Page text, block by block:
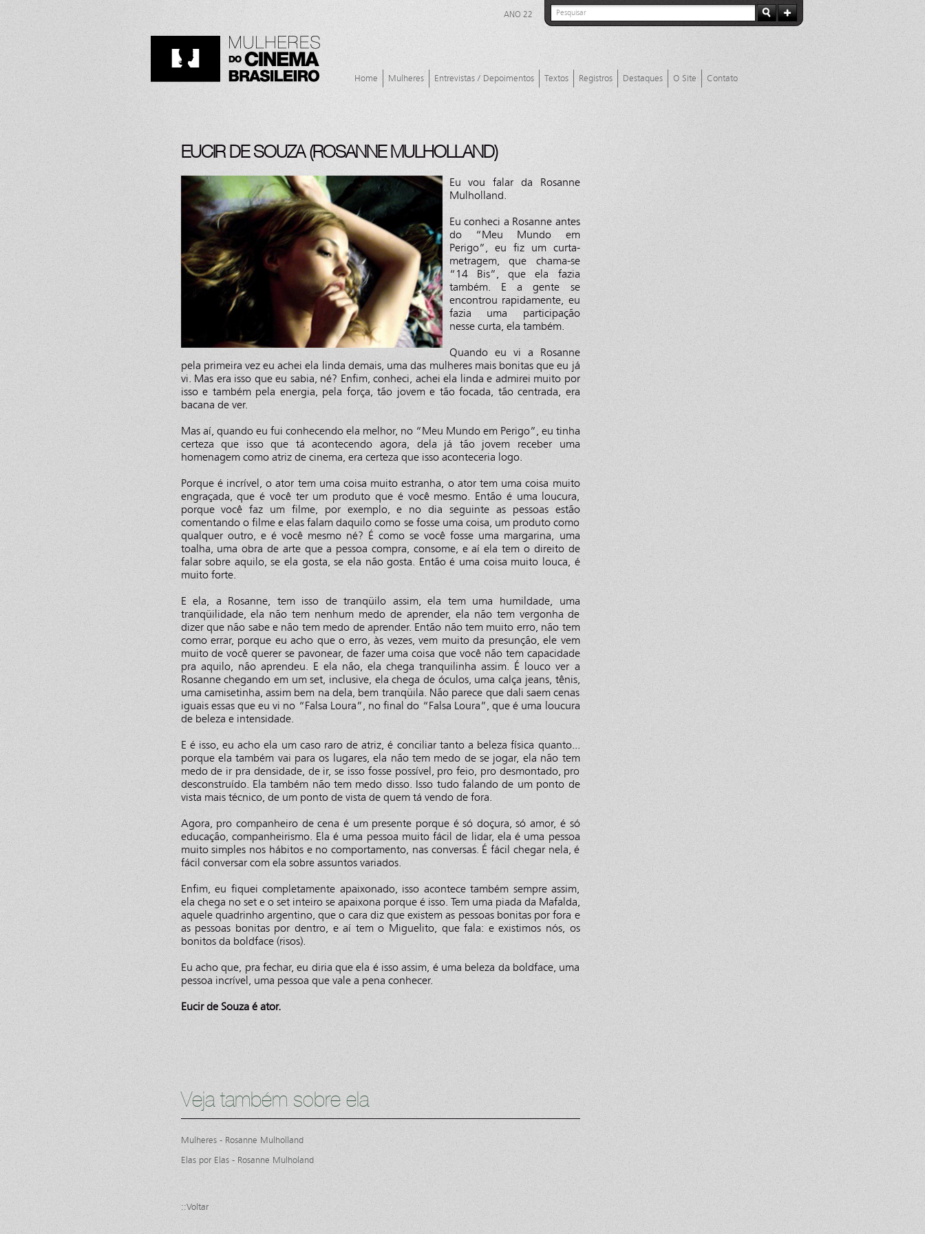
ANO 22
Home Mulheres Entrevistas / Depoimentos Textos Registros Destaques O Site Contato
EUCIR DE SOUZA (ROSANNE MULHOLLAND)
Eu vou falar da Rosanne
Mulholland.
Eu conheci a Rosanne antes
do “Meu Mundo em
Perigo”, eu fiz um curta-
metragem, que chama-se
“14 Bis”, que ela fazia
também. E a gente se
encontrou rapidamente, eu
fazia uma participação
nesse curta, ela também.
Quando eu vi a Rosanne
pela primeira vez eu achei ela linda demais, uma das mulheres mais bonitas que eu já
vi. Mas era isso que eu sabia, né? Enfim, conheci, achei ela linda e admirei muito por
isso e também pela energia, pela força, tão jovem e tão focada, tão centrada, era
bacana de ver.
Mas aí, quando eu fui conhecendo ela melhor, no “Meu Mundo em Perigo”, eu tinha
certeza que isso que tá acontecendo agora, dela já tão jovem receber uma
homenagem como atriz de cinema, era certeza que isso aconteceria logo.
Porque é incrível, o ator tem uma coisa muito estranha, o ator tem uma coisa muito
engraçada, que é você ter um produto que é você mesmo. Então é uma loucura,
porque você faz um filme, por exemplo, e no dia seguinte as pessoas estão
comentando o filme e elas falam daquilo como se fosse uma coisa, um produto como
qualquer outro, e é você mesmo né? É como se você fosse uma margarina, uma
toalha, uma obra de arte que a pessoa compra, consome, e aí ela tem o direito de
falar sobre aquilo, se ela gosta, se ela não gosta. Então é uma coisa muito louca, é
muito forte.
E ela, a Rosanne, tem isso de tranqüilo assim, ela tem uma humildade, uma
tranqüilidade, ela não tem nenhum medo de aprender, ela não tem vergonha de
dizer que não sabe e não tem medo de aprender. Então não tem muito erro, não tem
como errar, porque eu acho que o erro, às vezes, vem muito da presunção, ele vem
muito de você querer se pavonear, de fazer uma coisa que você não tem capacidade
pra aquilo, não aprendeu. E ela não, ela chega tranquilinha assim. É louco ver a
Rosanne chegando em um set, inclusive, ela chega de óculos, uma calça jeans, tênis,
uma camisetinha, assim bem na dela, bem tranqüila. Não parece que dali saem cenas
iguais essas que eu vi no “Falsa Loura”, no final do “Falsa Loura”, que é uma loucura
de beleza e intensidade.
E é isso, eu acho ela um caso raro de atriz, é conciliar tanto a beleza física quanto...
porque ela também vai para os lugares, ela não tem medo de se jogar, ela não tem
medo de ir pra densidade, de ir, se isso fosse possível, pro feio, pro desmontado, pro
desconstruído. Ela também não tem medo disso. Isso tudo falando de um ponto de
vista mais técnico, de um ponto de vista de quem tá vendo de fora.
Agora, pro companheiro de cena é um presente porque é só doçura, só amor, é só
educação, companheirismo. Ela é uma pessoa muito fácil de lidar, ela é uma pessoa
muito simples nos hábitos e no comportamento, nas conversas. É fácil chegar nela, é
fácil conversar com ela sobre assuntos variados.
Enfim, eu fiquei completamente apaixonado, isso acontece também sempre assim,
ela chega no set e o set inteiro se apaixona porque é isso. Tem uma piada da Mafalda,
aquele quadrinho argentino, que o cara diz que existem as pessoas bonitas por fora e
as pessoas bonitas por dentro, e aí tem o Miguelito, que fala: e existimos nós, os
bonitos da boldface (risos).
Eu acho que, pra fechar, eu diria que ela é isso assim, é uma beleza da boldface, uma
pessoa incrível, uma pessoa que vale a pena conhecer.
Eucir de Souza é ator.
Veja também sobre ela
Mulheres - Rosanne Mulholland
Elas por Elas - Rosanne Mulholand
::Voltar